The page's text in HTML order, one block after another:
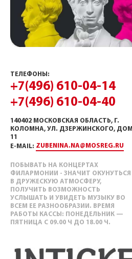
ТЕЛЕФОНЫ:
+7(496) 610-04-14
+7(496) 610-04-40
140402 МОСКОВСКАЯ ОБЛАСТЬ, Г.
КОЛОМНА, УЛ. ДЗЕРЖИНСКОГО, ДОМ
11
E-MAIL: ZUBENINA.NA@MOSREG.RU
ПОБЫВАТЬ НА КОНЦЕРТАХ
ФИЛАРМОНИИ - ЗНАЧИТ ОКУНУТЬСЯ
В ДРУЖЕСКУЮ АТМОСФЕРУ,
ПОЛУЧИТЬ ВОЗМОЖНОСТЬ
УСЛЫШАТЬ И УВИДЕТЬ МУЗЫКУ ВО
ВСЕМ ЕЕ РАЗНООБРАЗИИ. ВРЕМЯ
РАБОТЫ КАССЫ: ПОНЕДЕЛЬНИК —
ПЯТНИЦА С 09.00 Ч ДО 18.00 Ч.